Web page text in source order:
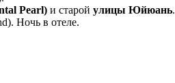
Pearl) и старой улицы Юйюань.
Ночь в отеле.